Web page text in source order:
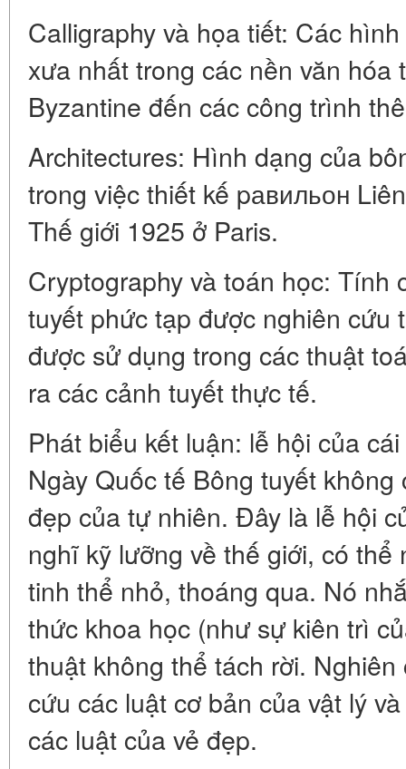
Calligraphy và họa tiết: Các
xưa nhất trong các nền văn hóa
Byzantine đến các công trình
Architectures: Hình dạng của
trong việc thiết kế pавильон
Thế giới 1925 ở Paris.
Cryptography và toán học: Tính
tuyết phức tạp được nghiên cứu
được sử dụng trong các thuật
ra các cảnh tuyết thực tế.
Phát biểu kết luận: lễ hội của
Ngày Quốc tế Bông tuyết
đẹp của tự nhiên. Đây là lễ hội
nghĩ kỹ lưỡng về thế giới, có
tinh thể nhỏ, thoáng qua. Nó
thức khoa học (như sự kiên trì
thuật không thể tách rời.
cứu các luật cơ bản của vật lý
các luật của vẻ đẹp.